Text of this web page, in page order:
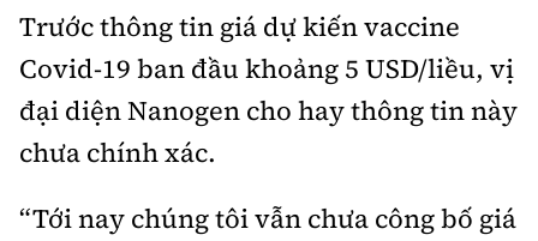
Trước thông tin giá dự kiến vaccine
Covid-19 ban đầu khoảng 5 USD/liều, vị
đại diện Nanogen cho hay thông tin này
chưa chính xác.
“Tới nay chúng tôi vẫn chưa công bố giá